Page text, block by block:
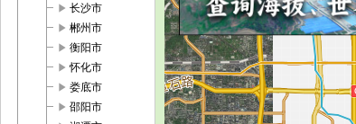
play_arrow 长沙市
play_arrow 郴州市
play_arrow 衡阳市
play_arrow 怀化市
play_arrow 娄底市
play_arrow 邵阳市